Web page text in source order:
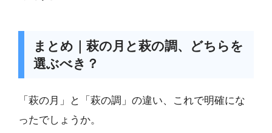
まとめ｜萩の月と萩の調、どちらを
選ぶべき？
「萩の月」と「萩の調」の違い、これで明確にな
ったでしょうか。